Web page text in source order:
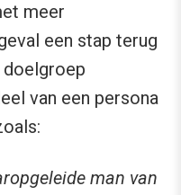
meer
een stap terug
van een persona
man van